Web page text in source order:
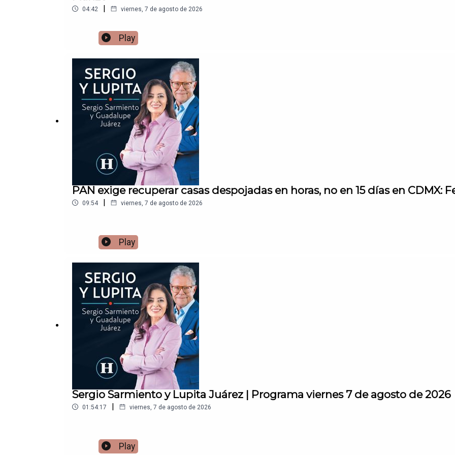
04:42 | viernes, 7 de agosto de 2026
Play
PAN exige recuperar casas despojadas en horas, no en 15 días en CDMX:
09:54 | viernes, 7 de agosto de 2026
Play
Sergio Sarmiento y Lupita Juárez | Programa viernes 7 de agosto de 2026
01:54:17 | viernes, 7 de agosto de 2026
Play